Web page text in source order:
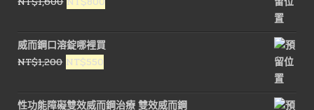
價
格：
NT$1,600。
價
格：
威而鋼口溶錠哪裡買
NT$1,200 原
價
NT$550
價
性功能障礙雙效威而鋼治療 雙效威而鋼